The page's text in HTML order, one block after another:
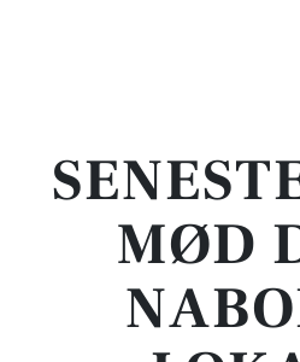
MØD